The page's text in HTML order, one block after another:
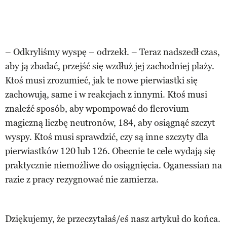
– Odkryliśmy wyspę – odrzekł. – Teraz nadszedł czas,
aby ją zbadać, przejść się wzdłuż jej zachodniej plaży.
Ktoś musi zrozumieć, jak te nowe pierwiastki się
zachowują, same i w reakcjach z innymi. Ktoś musi
znaleźć sposób, aby wpompować do flerovium
magiczną liczbę neutronów, 184, aby osiągnąć szczyt
wyspy. Ktoś musi sprawdzić, czy są inne szczyty dla
pierwiastków 120 lub 126. Obecnie te cele wydają się
praktycznie niemożliwe do osiągnięcia. Oganessian na
razie z pracy rezygnować nie zamierza.
Dziękujemy, że przeczytałaś/eś nasz artykuł do końca.